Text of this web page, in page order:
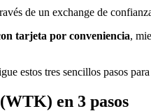
de un exchange de
tarjeta por conveniencia,
estos tres sencillos pasos
en 3 pasos